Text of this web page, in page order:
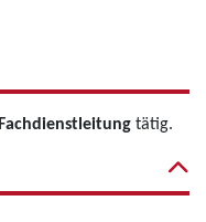
Fachdienstleitung tätig.